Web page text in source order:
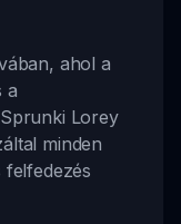
ahol a
a
Lorey
minden
felfedezés